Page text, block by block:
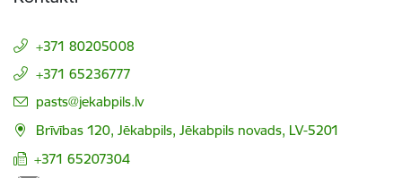
+371 80205008
+371 65236777
E-pasts:
pasts@jekabpils.lv
Brīvības 120, Jēkabpils, Jēkabpils novads, LV-5201
+371 65207304